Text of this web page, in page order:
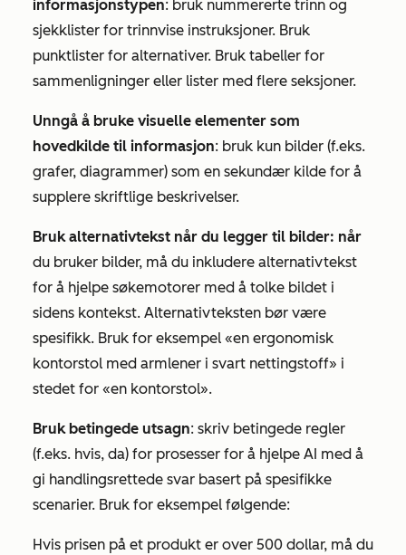
informasjonstypen: bruk nummererte trinn og
sjekklister for trinnvise instruksjoner. Bruk
punktlister for alternativer. Bruk tabeller for
sammenligninger eller lister med flere seksjoner.
Unngå å bruke visuelle elementer som
hovedkilde til informasjon: bruk kun bilder (f.eks.
grafer, diagrammer) som en sekundær kilde for å
supplere skriftlige beskrivelser.
Bruk alternativtekst når du legger til bilder: når
du bruker bilder, må du inkludere alternativtekst
for å hjelpe søkemotorer med å tolke bildet i
sidens kontekst. Alternativteksten bør være
spesifikk. Bruk for eksempel «en ergonomisk
kontorstol med armlener i svart nettingstoff» i
stedet for «en kontorstol».
Bruk betingede utsagn: skriv betingede regler
(f.eks. hvis, da) for prosesser for å hjelpe AI med å
gi handlingsrettede svar basert på spesifikke
scenarier. Bruk for eksempel følgende:
Hvis prisen på et produkt er over 500 dollar, må du